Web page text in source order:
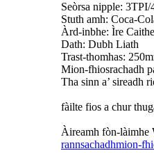
Seòrsa nipple:
Stuth amh: Coca-
Àrd-inbhe: Ìre
Dath: Dubh Liath
Trast-thomhas:
Mion-fhiosrachadh
Tha sinn a’ sireadh
fàilte fios a chur
Àireamh fòn-làimhe
rannsachadhmion-